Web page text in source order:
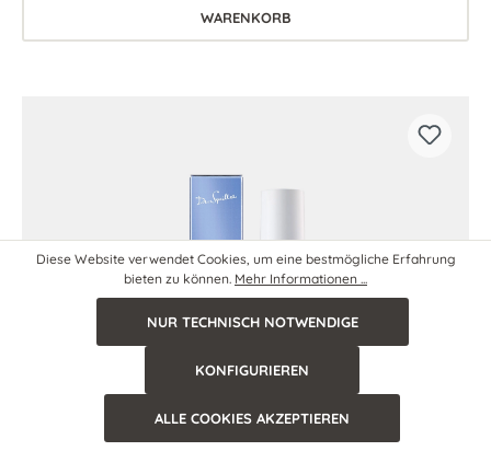
WARENKORB
Diese Website verwendet Cookies, um eine bestmögliche Erfahrung
bieten zu können. Mehr Informationen ...
NUR TECHNISCH NOTWENDIGE
KONFIGURIEREN
ALLE COOKIES AKZEPTIEREN